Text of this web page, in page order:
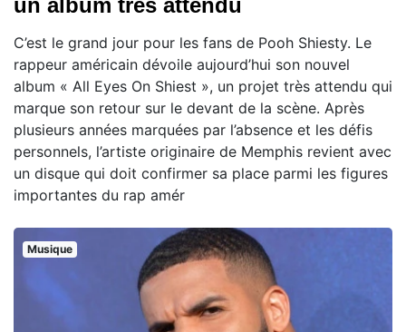
un album très attendu
C’est le grand jour pour les fans de Pooh Shiesty. Le
rappeur américain dévoile aujourd’hui son nouvel
album « All Eyes On Shiest », un projet très attendu qui
marque son retour sur le devant de la scène. Après
plusieurs années marquées par l’absence et les défis
personnels, l’artiste originaire de Memphis revient avec
un disque qui doit confirmer sa place parmi les figures
importantes du rap amér
Musique